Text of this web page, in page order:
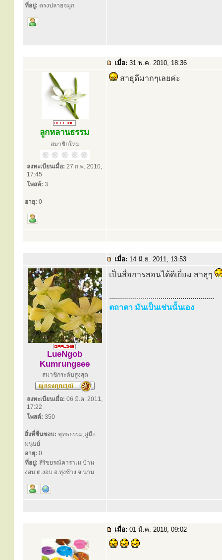
ที่อยู่: ตรงปลายจมูก
เมื่อ: 31 พ.ค. 2010, 18:36
ลูกหลานธรรม
สมาชิกใหม่
ลงทะเบียนเมื่อ: 27 ก.พ. 2010,
17:45
โพสต์: 3
อายุ: 0
สาธุดีมากๆเลยค่ะ
เมื่อ: 14 มิ.ย. 2011, 13:53
LueNgob
Kumrungsee
สมาชิกระดับสูงสุด
ลงทะเบียนเมื่อ: 06 มี.ค. 2011,
17:22
โพสต์: 350
สิ่งที่ชื่นชอบ: พุทธธรรม,คู่มือ
มนุษย์
อายุ: 0
ที่อยู่: สิริชยรณํคาราเม บ้าน
งอบ ต.งอบ อ.ทุ่งช้าง จ.น่าน
เป็นสื่อการสอนได้ดีเยี่ยม สาธุๆ
.....................................................
ตถาตา มันเป็นเช่นนั้นเอง
เมื่อ: 01 มี.ค. 2018, 09:02